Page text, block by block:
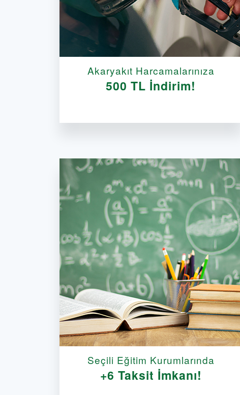
Akaryakıt Harcamalarınıza
500 TL İndirim!
Seçili Eğitim Kurumlarında
+6 Taksit İmkanı!